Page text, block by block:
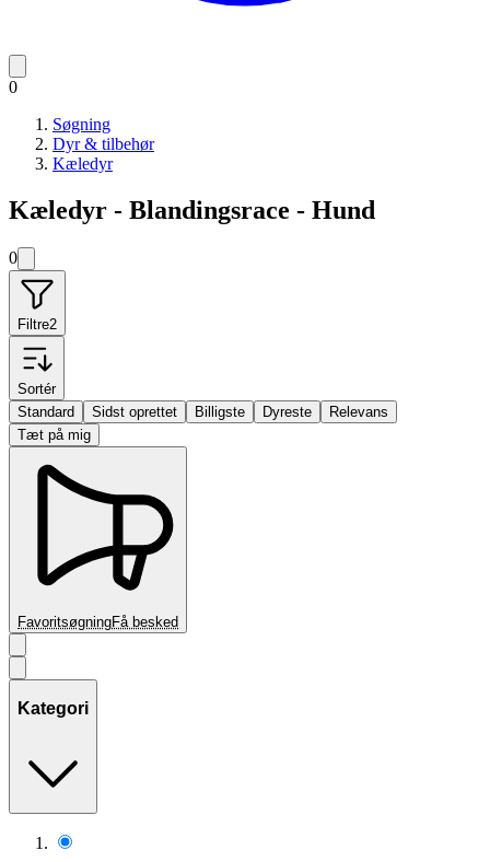
0
Søgning
Dyr & tilbehør
Kæledyr
Kæledyr - Blandingsrace - Hund
0
Filtre2
Sortér
Standard
Sidst oprettet Billigste Dyreste
Relevans
Tæt på mig
FavoritsøgningFå besked
Kategori